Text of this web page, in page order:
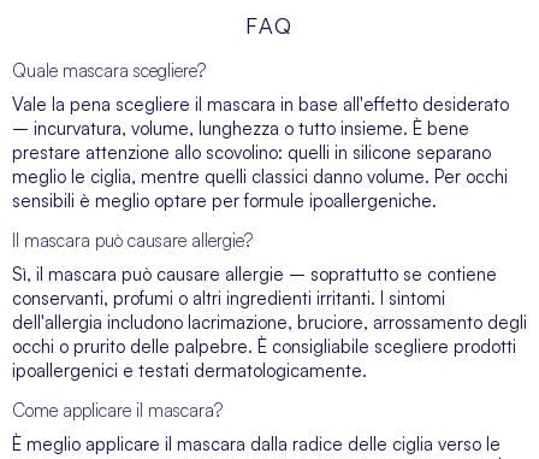
FAQ
Quale mascara scegliere?
Vale la pena scegliere il mascara in base all'effetto desiderato
– incurvatura, volume, lunghezza o tutto insieme. È bene
prestare attenzione allo scovolino: quelli in silicone separano
meglio le ciglia, mentre quelli classici danno volume. Per occhi
sensibili è meglio optare per formule ipoallergeniche.
Il mascara può causare allergie?
Sì, il mascara può causare allergie – soprattutto se contiene
conservanti, profumi o altri ingredienti irritanti. I sintomi
dell'allergia includono lacrimazione, bruciore, arrossamento degli
occhi o prurito delle palpebre. È consigliabile scegliere prodotti
ipoallergenici e testati dermatologicamente.
Come applicare il mascara?
È meglio applicare il mascara dalla radice delle ciglia verso le